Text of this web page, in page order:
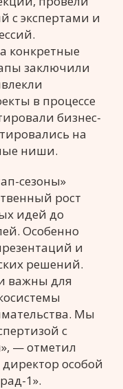
с экспертами и
конкретные
заключили
в процессе
бизнес-
на
ниши.
сезоны»
рост
идей до
Особенно
и
решений.
важны для
Мы
с
— отметил
особой
1».